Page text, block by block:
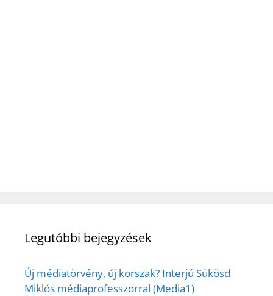
Legutóbbi bejegyzések
Új médiatörvény, új korszak? Interjú Sükösd
Miklós médiaprofesszorral (Media1)